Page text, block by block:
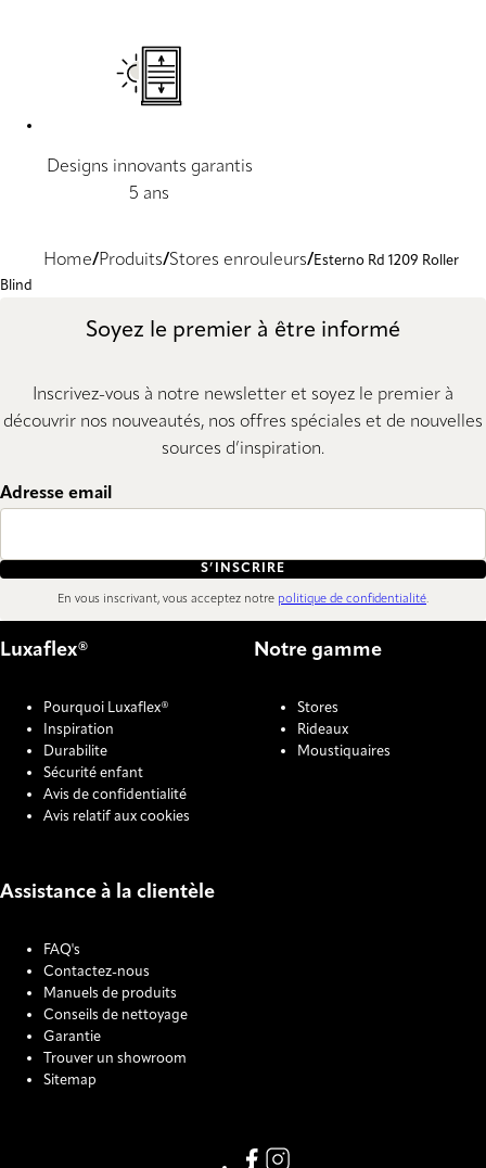
Designs innovants garantis
5 ans
Home Produits Stores enrouleurs
Esterno Rd 1209 Roller
Blind
Soyez le premier à être informé
Inscrivez-vous à notre newsletter et soyez le premier à
découvrir nos nouveautés, nos offres spéciales et de nouvelles
sources d’inspiration.
Adresse email
S’INSCRIRE
En vous inscrivant, vous acceptez notre politique de confidentialité.
Luxaflex®
Pourquoi Luxaflex®
Inspiration
Durabilite
Sécurité enfant
Avis de confidentialité
Avis relatif aux cookies
Notre gamme
Stores
Rideaux
Moustiquaires
Assistance à la clientèle
FAQ's
Contactez-nous
Manuels de produits
Conseils de nettoyage
Garantie
Trouver un showroom
Sitemap
Link missing Display text from
Link missing Display text